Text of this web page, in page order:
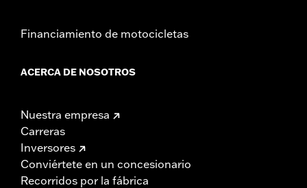
Financiamiento de motocicletas
ACERCA DE NOSOTROS
Nuestra empresa
Carreras
Inversores
Conviértete en un concesionario
Recorridos por la fábrica